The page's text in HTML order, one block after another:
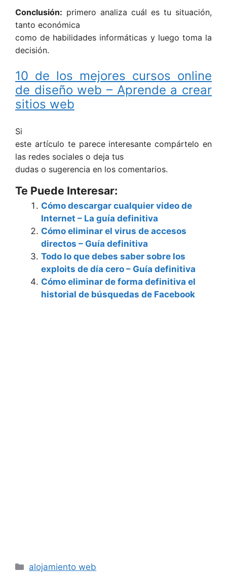
Conclusión: primero analiza cuál es tu situación,
tanto económica
como de habilidades informáticas y luego toma la
decisión.
10 de los mejores cursos online
de diseño web – Aprende a crear
sitios web
Si
este artículo te parece interesante compártelo en
las redes sociales o deja tus
dudas o sugerencia en los comentarios.
Te Puede Interesar:
Cómo descargar cualquier video de
Internet – La guía definitiva
Cómo eliminar el virus de accesos
directos – Guía definitiva
Todo lo que debes saber sobre los
exploits de día cero – Guía definitiva
Cómo eliminar de forma definitiva el
historial de búsquedas de Facebook
Categorías
alojamiento web